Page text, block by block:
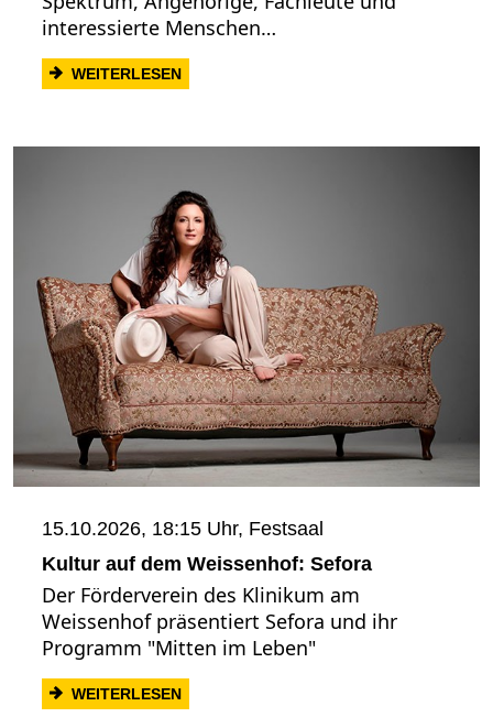
interessierte Menschen…
WEITERLESEN: AUTISMUS TRIALOG HEILBRONN -
15.10.2026, 18:15 Uhr, Festsaal
Kultur auf dem Weissenhof: Sefora
Der Förderverein des Klinikum am
Weissenhof präsentiert Sefora und ihr
Programm "Mitten im Leben"
WEITERLESEN: KULTUR AUF DEM WEISSENHOF: